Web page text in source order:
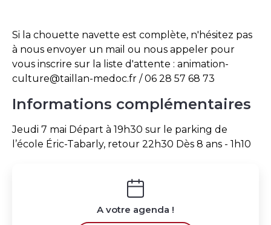
Si la chouette navette est complète, n'hésitez pas
à nous envoyer un mail ou nous appeler pour
vous inscrire sur la liste d'attente : animation-
culture@taillan-medoc.fr / 06 28 57 68 73
Informations complémentaires
Jeudi 7 mai Départ à 19h30 sur le parking de
l’école Éric-Tabarly, retour 22h30 Dès 8 ans - 1h10
A votre agenda !